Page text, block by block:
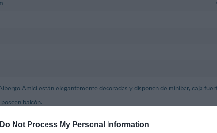
Do Not Process My Personal Information
Amici están elegantemente decoradas y disponen de minibar, caja
balcón.